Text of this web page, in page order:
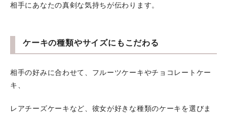
相手にあなたの真剣な気持ちが伝わります。
ケーキの種類やサイズにもこだわる
相手の好みに合わせて、フルーツケーキやチョコレートケー
キ、
レアチーズケーキなど、彼女が好きな種類のケーキを選びま